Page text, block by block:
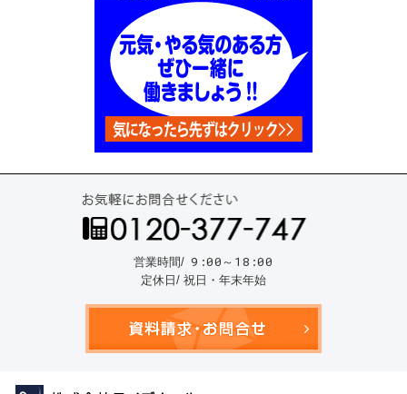
営業時間/ 9:00～18:00
定休日/ 祝日・年末年始